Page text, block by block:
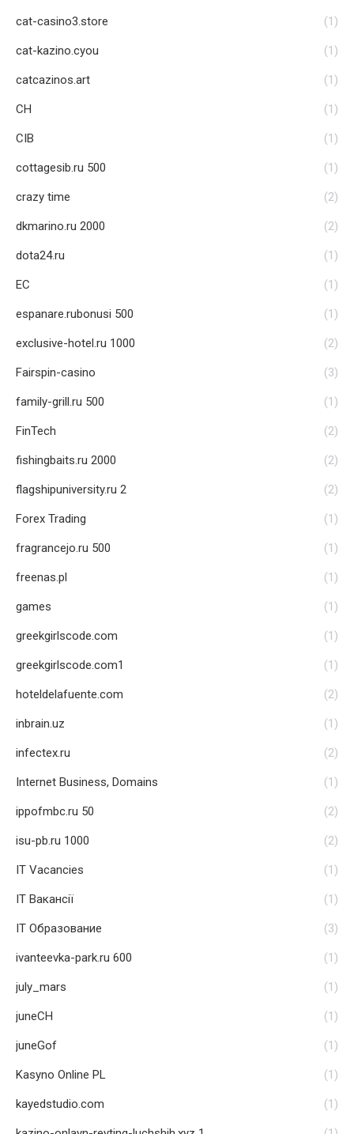
cat-casino3.store (1)
cat-kazino.cyou (1)
catcazinos.art (1)
CH (1)
CIB (1)
cottagesib.ru 500 (1)
crazy time (2)
dkmarino.ru 2000 (2)
dota24.ru (1)
EC (1)
espanare.rubonusi 500 (1)
exclusive-hotel.ru 1000 (2)
Fairspin-casino (3)
family-grill.ru 500 (1)
FinTech (2)
fishingbaits.ru 2000 (2)
flagshipuniversity.ru 2 (2)
Forex Trading (1)
fragrancejo.ru 500 (1)
freenas.pl (1)
games (1)
greekgirlscode.com (1)
greekgirlscode.com1 (1)
hoteldelafuente.com (2)
inbrain.uz (1)
infectex.ru (2)
Internet Business, Domains (1)
ippofmbc.ru 50 (2)
isu-pb.ru 1000 (2)
IT Vacancies (1)
IT Вакансії (1)
IT Образование (3)
ivanteevka-park.ru 600 (1)
july_mars (1)
juneCH (1)
juneGof (1)
Kasyno Online PL (1)
kayedstudio.com (1)